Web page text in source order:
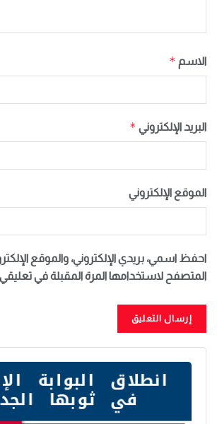
الاسم *
البريد الإلكتروني *
الموقع الإلكتروني
احفظ اسمي، بريدي الإلكتروني، والموقع
المتصفح لاستخدامها المرة المقبلة في